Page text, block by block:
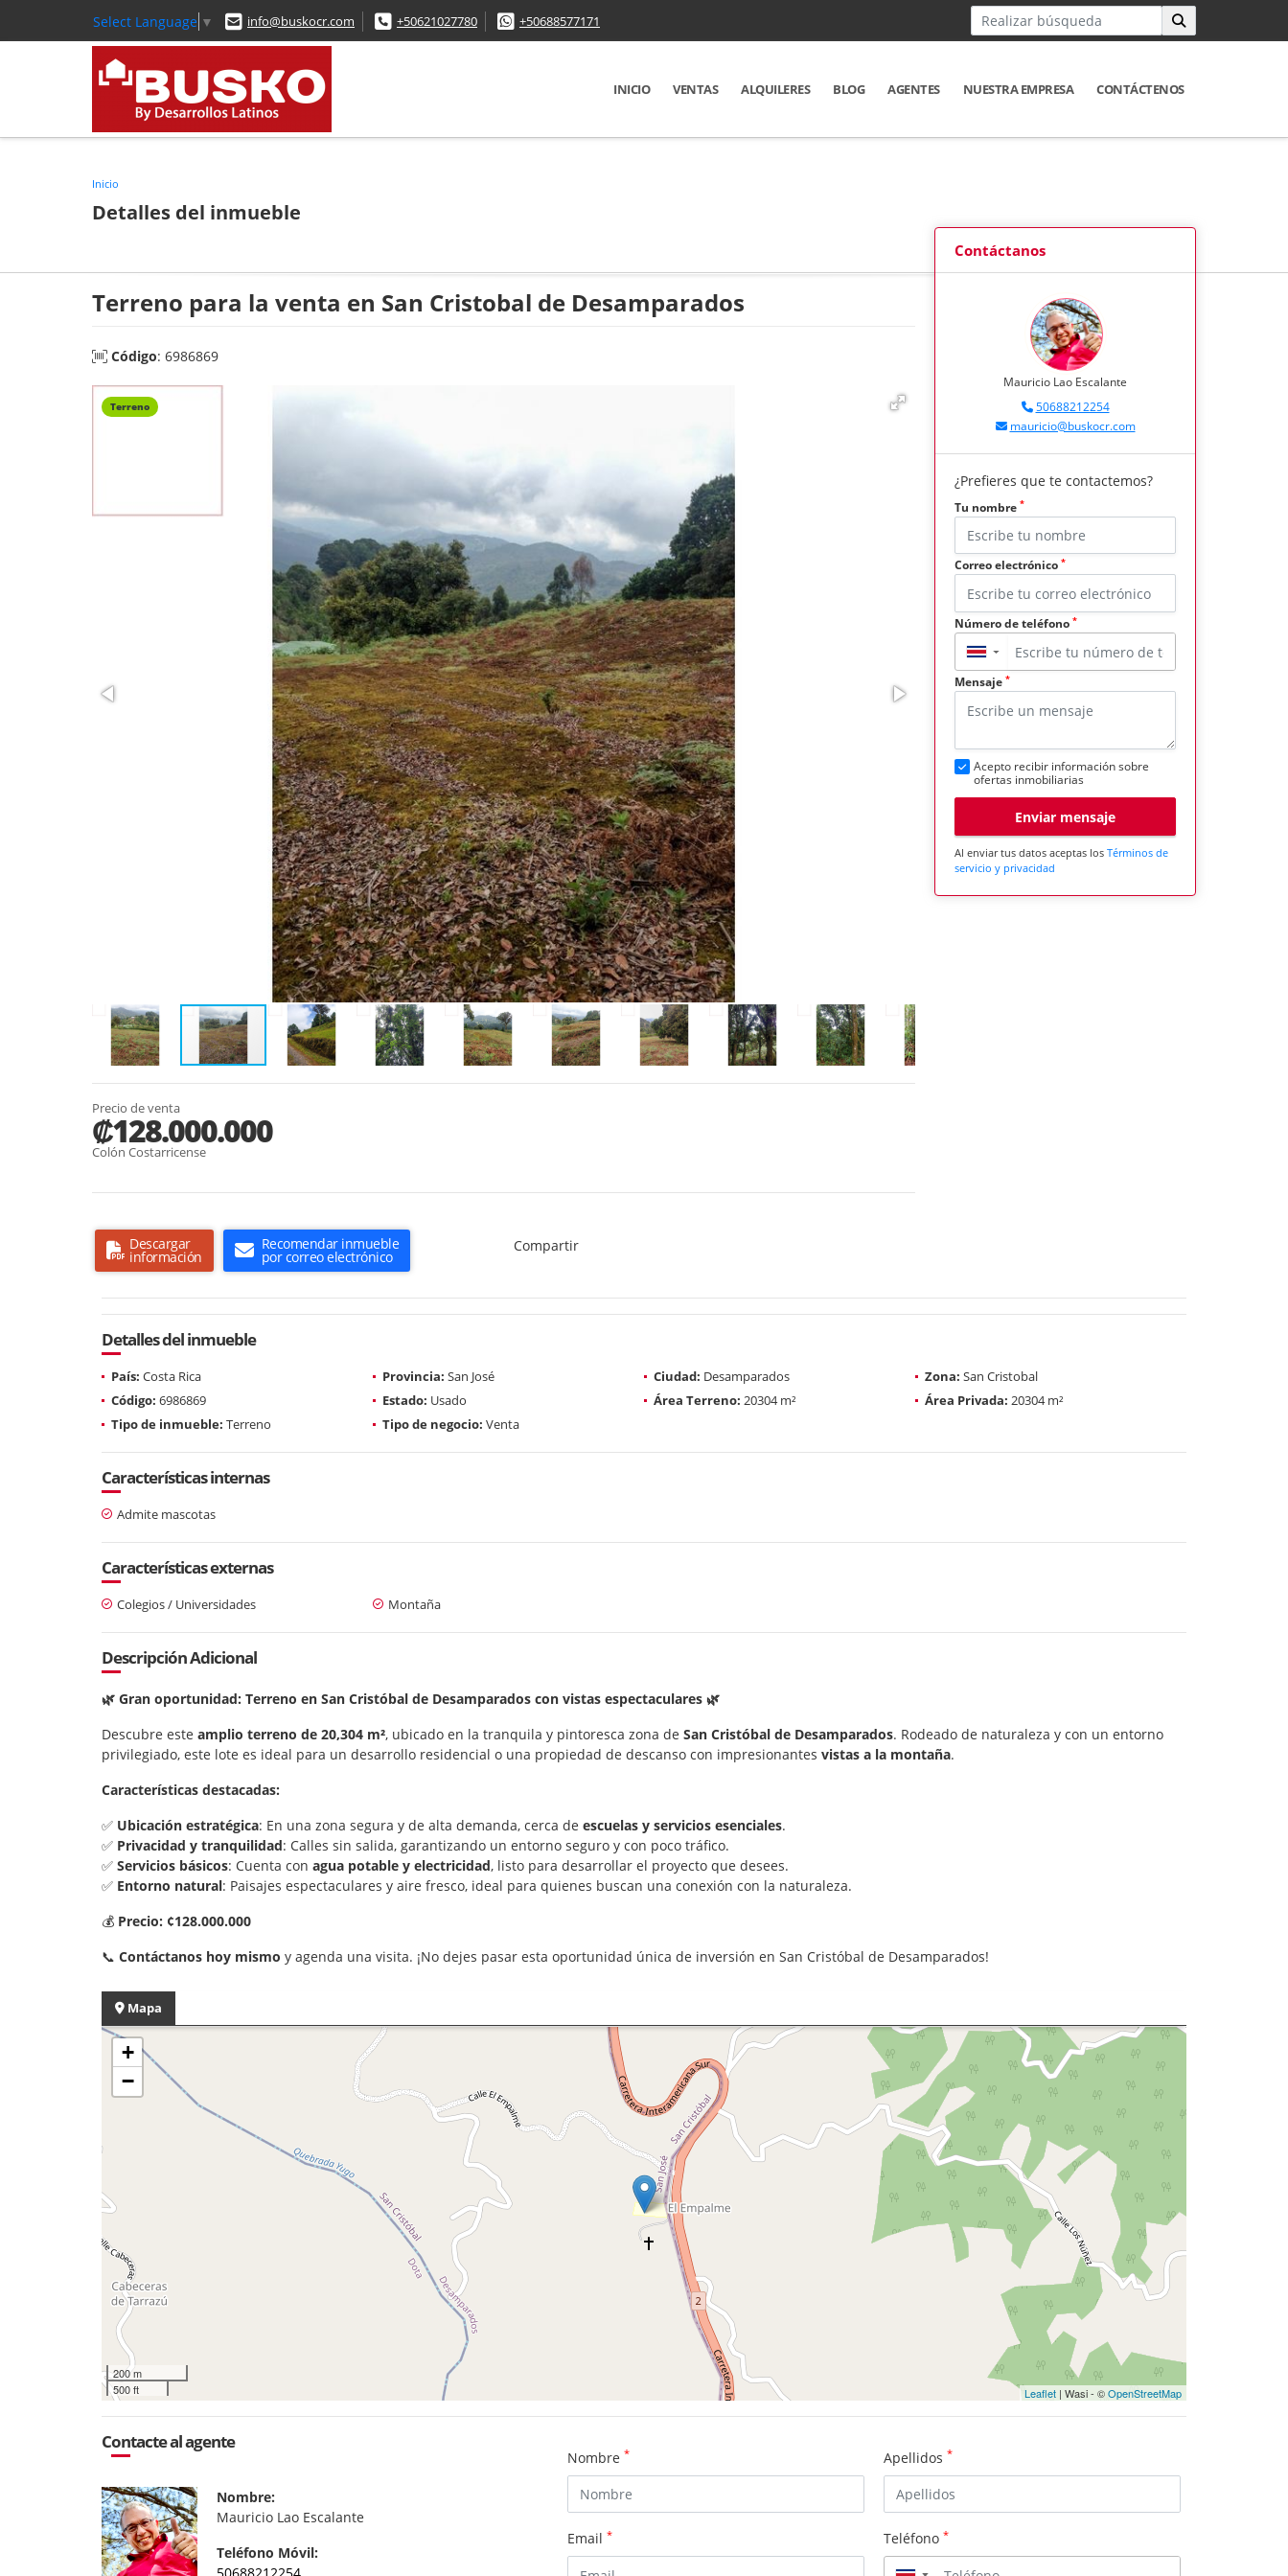
Select Language ▼ info@buskocr.com +50621027780 +50688577171
INICIO VENTAS ALQUILERES BLOG AGENTES NUESTRA EMPRESA CONTÁCTENOS
Inicio
Detalles del inmueble
Terreno para la venta en San Cristobal de Desamparados
Código: 6986869
Terreno
Precio de venta
₡128.000.000
Colón Costarricense
Descargar
información
Recomendar inmueble
por correo electrónico
Compartir
Contáctanos
Mauricio Lao Escalante
50688212254
mauricio@buskocr.com
¿Prefieres que te contactemos?
Tu nombre *
Correo electrónico *
Número de teléfono *
▼
Mensaje *
Acepto recibir información sobre
ofertas inmobiliarias
Enviar mensaje
Al enviar tus datos aceptas los Términos de
servicio y privacidad
Detalles del inmueble
País: Costa Rica Provincia: San José Ciudad: Desamparados Zona: San Cristobal
Código: 6986869 Estado: Usado Área Terreno: 20304 m² Área Privada: 20304 m²
Tipo de inmueble: Terreno Tipo de negocio: Venta
Características internas
Admite mascotas
Características externas
Colegios / Universidades Montaña
Descripción Adicional
🌿 Gran oportunidad: Terreno en San Cristóbal de Desamparados con vistas espectaculares 🌿
Descubre este amplio terreno de 20,304 m², ubicado en la tranquila y pintoresca zona de San Cristóbal de Desamparados. Rodeado de naturaleza y con un entorno
privilegiado, este lote es ideal para un desarrollo residencial o una propiedad de descanso con impresionantes vistas a la montaña.
Características destacadas:
✅ Ubicación estratégica: En una zona segura y de alta demanda, cerca de escuelas y servicios esenciales.
✅ Privacidad y tranquilidad: Calles sin salida, garantizando un entorno seguro y con poco tráfico.
✅ Servicios básicos: Cuenta con agua potable y electricidad, listo para desarrollar el proyecto que desees.
✅ Entorno natural: Paisajes espectaculares y aire fresco, ideal para quienes buscan una conexión con la naturaleza.
💰 Precio: ¢128.000.000
📞 Contáctanos hoy mismo y agenda una visita. ¡No dejes pasar esta oportunidad única de inversión en San Cristóbal de Desamparados!
Mapa
+
−
200 m
500 ft
Leaflet | Wasi - ©OpenStreetMap
Contacte al agente
Nombre:
Mauricio Lao Escalante
Teléfono Móvil:
50688212254
Nombre * Apellidos *
Email * Teléfono *